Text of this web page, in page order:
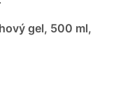
gel, 500 ml,